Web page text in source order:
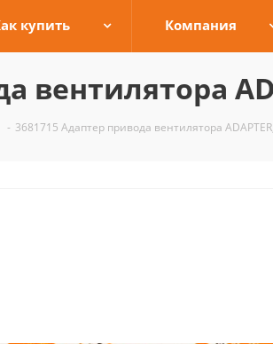
купить Компания
вентилятора
- 3681715 Адаптер привода вентилятора